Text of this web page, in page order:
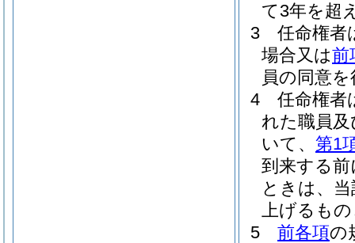
て3年を超
3
任命権者
場合又は前
員の同意
4
任命権者
れた職員及
いて、 第1
到来する前
ときは、
上げるも
5
前各項の